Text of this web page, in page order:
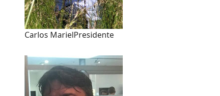
Carlos MarielPresidente